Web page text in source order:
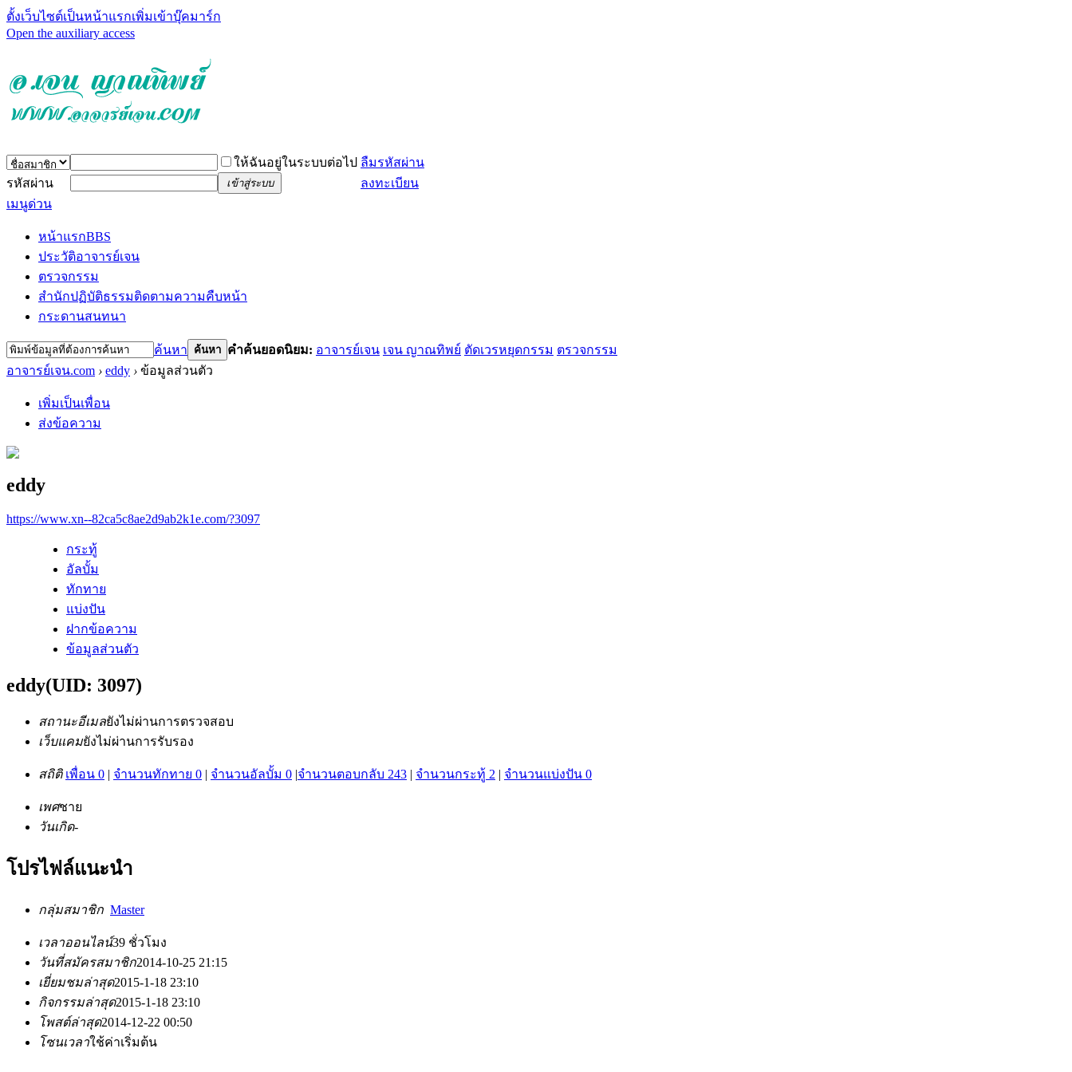
ตั้งเว็บไซต์เป็นหน้าแรกเพิ่มเข้าบุ๊คมาร์ก
Open the auxiliary access
ให้ฉันอยู่ในระบบต่อไป ลืมรหัสผ่าน
รหัสผ่าน
เข้าสู่ระบบ
ลงทะเบียน
เมนูด่วน
หน้าแรกBBS
ประวัติอาจารย์เจน
ตรวจกรรม
สำนักปฏิบัติธรรมติดตามความคืบหน้า
กระดานสนทนา
ค้นหา ค้นหา คำค้นยอดนิยม: อาจารย์เจน เจน ญาณทิพย์ ตัดเวรหยุดกรรม ตรวจกรรม
อาจารย์เจน.com › eddy › ข้อมูลส่วนตัว
เพิ่มเป็นเพื่อน
ส่งข้อความ
eddy
https://www.xn--82ca5c8ae2d9ab2k1e.com/?3097
กระทู้
อัลบั้ม
ทักทาย
แบ่งปัน
ฝากข้อความ
ข้อมูลส่วนตัว
eddy(UID: 3097)
สถานะอีเมลยังไม่ผ่านการตรวจสอบ
เว็บแคมยังไม่ผ่านการรับรอง
สถิติ เพื่อน 0 | จำนวนทักทาย 0 | จำนวนอัลบั้ม 0 |จำนวนตอบกลับ 243 | จำนวนกระทู้ 2 | จำนวนแบ่งปัน 0
เพศชาย
วันเกิด-
โปรไฟล์แนะนำ
กลุ่มสมาชิก Master
เวลาออนไลน์39 ชั่วโมง
วันที่สมัครสมาชิก2014-10-25 21:15
เยี่ยมชมล่าสุด2015-1-18 23:10
กิจกรรมล่าสุด2015-1-18 23:10
โพสต์ล่าสุด2014-12-22 00:50
โซนเวลาใช้ค่าเริ่มต้น